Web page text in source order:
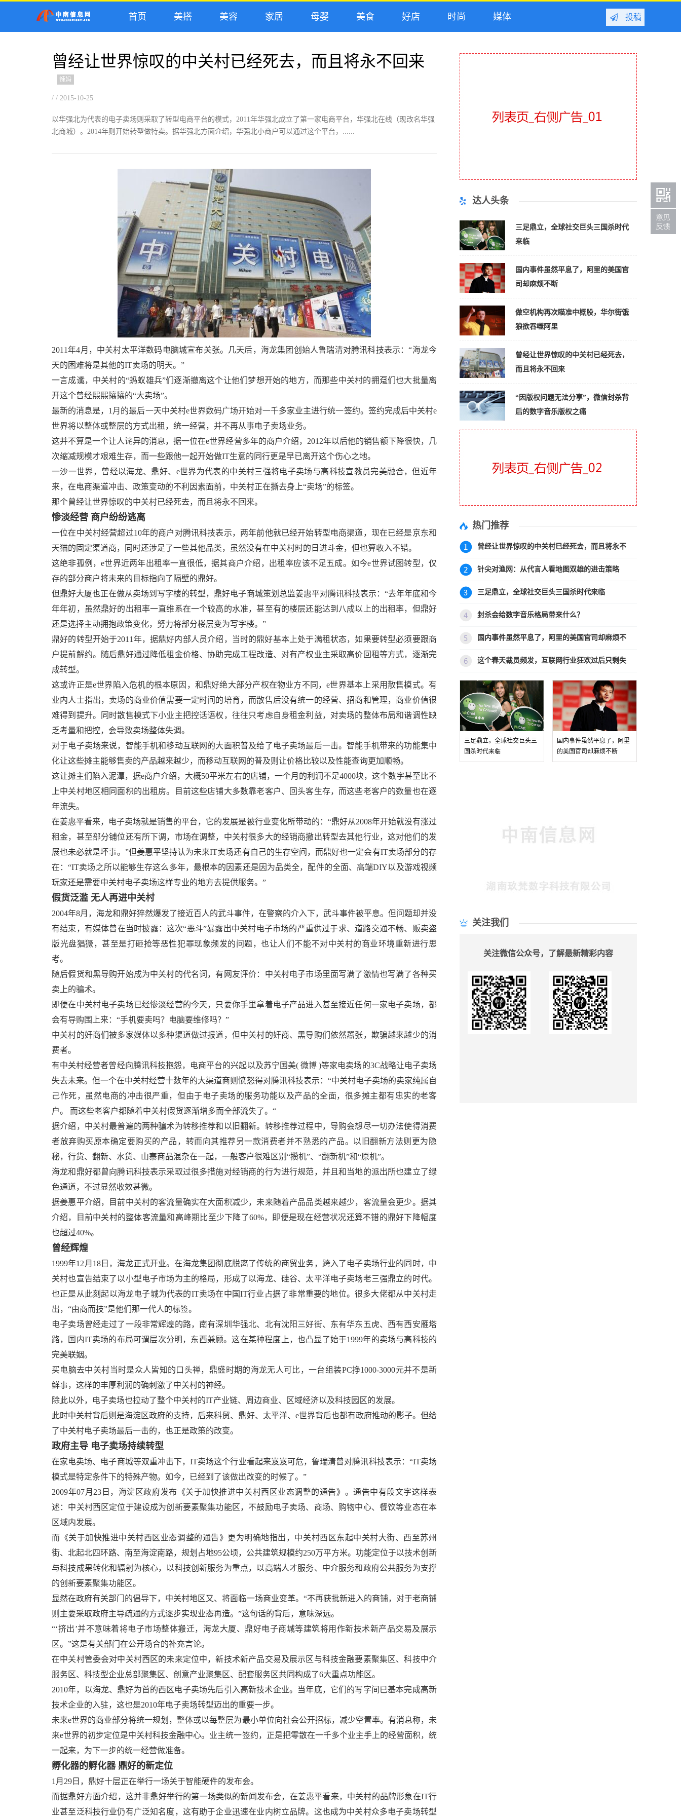
首页 美搭 美容 家居 母婴 美食 好店 时尚 媒体 投稿
曾经让世界惊叹的中关村已经死去，而且将永不回来
辣妈
/ / 2015-10-25
以华强北为代表的电子卖场则采取了转型电商平台的模式，2011年华强北成立了第一家电商平台，华强北在线（现改名华强
北商城）。2014年则开始转型做特卖。据华强北方面介绍，华强北小商户可以通过这个平台，......
2011年4月，中关村太平洋数码电脑城宣布关张。几天后，海龙集团创始人鲁瑞清对腾讯科技表示：“海龙今
天的困难将是其他的IT卖场的明天。”
一言成谶，中关村的“蚂蚁雄兵”们逐渐撤离这个让他们梦想开始的地方，而那些中关村的拥趸们也大批量离
开这个曾经熙熙攘攘的“大卖场”。
最新的消息是，1月的最后一天中关村e世界数码广场开始对一千多家业主进行统一签约。签约完成后中关村e
世界将以整体或整层的方式出租，统一经营，并不再从事电子卖场业务。
这并不算是一个让人诧异的消息，据一位在e世界经营多年的商户介绍，2012年以后他的销售额下降很快，几
次缩减规模才艰难生存，而一些跟他一起开始做IT生意的同行更是早已离开这个伤心之地。
一沙一世界，曾经以海龙、鼎好、e世界为代表的中关村三强将电子卖场与高科技宣教员完美融合，但近年
来，在电商渠道冲击、政策变动的不利因素面前，中关村正在撕去身上“卖场”的标签。
那个曾经让世界惊叹的中关村已经死去，而且将永不回来。
惨淡经营 商户纷纷逃离
一位在中关村经营超过10年的商户对腾讯科技表示，两年前他就已经开始转型电商渠道，现在已经是京东和
天猫的固定渠道商，同时还涉足了一些其他品类，虽然没有在中关村时的日进斗金，但也算收入不错。
这绝非孤例，e世界近两年出租率一直很低，据其商户介绍，出租率应该不足五成。如今e世界试图转型，仅
存的部分商户将未来的目标指向了隔壁的鼎好。
但鼎好大厦也正在做从卖场到写字楼的转型，鼎好电子商城策划总监姜惠平对腾讯科技表示：“去年年底和今
年年初，虽然鼎好的出租率一直维系在一个较高的水准，甚至有的楼层还能达到八成以上的出租率，但鼎好
还是选择主动拥抱政策变化，努力将部分楼层变为写字楼。”
鼎好的转型开始于2011年，据鼎好内部人员介绍，当时的鼎好基本上处于满租状态，如果要转型必须要跟商
户提前解约。随后鼎好通过降低租金价格、协助完成工程改造、对有产权业主采取高价回租等方式，逐渐完
成转型。
这或许正是e世界陷入危机的根本原因，和鼎好绝大部分产权在物业方不同，e世界基本上采用散售模式。有
业内人士指出，卖场的商业价值需要一定时间的培育，而散售后没有统一的经营、招商和管理，商业价值很
难得到提升。同时散售模式下小业主把控话语权，往往只考虑自身租金利益，对卖场的整体布局和谐调性缺
乏考量和把控，会导致卖场整体失调。
对于电子卖场来说，智能手机和移动互联网的大面积普及给了电子卖场最后一击。智能手机带来的功能集中
化让这些摊主能够售卖的产品越来越少，而移动互联网的普及则让价格比较以及性能查询更加顺畅。
这让摊主们陷入泥潭，据e商户介绍，大概50平米左右的店铺，一个月的利润不足4000块，这个数字甚至比不
上中关村地区相同面积的出租房。目前这些店铺大多数靠老客户、回头客生存，而这些老客户的数量也在逐
年流失。
在姜惠平看来，电子卖场就是销售的平台，它的发展是被行业变化所带动的：“鼎好从2008年开始就没有涨过
租金，甚至部分铺位还有所下调，市场在调整，中关村很多大的经销商撤出转型去其他行业，这对他们的发
展也未必就是坏事。”但姜惠平坚持认为未来IT卖场还有自己的生存空间，而鼎好也一定会有IT卖场部分的存
在：“IT卖场之所以能够生存这么多年，最根本的因素还是因为品类全，配件的全面、高端DIY以及游戏视频
玩家还是需要中关村电子卖场这样专业的地方去提供服务。”
假货泛滥 无人再进中关村
2004年8月，海龙和鼎好猝然爆发了接近百人的武斗事件，在警察的介入下，武斗事件被平息。但问题却并没
有结束，有媒体曾在当时披露：这次“恶斗”暴露出中关村电子市场的严重供过于求、道路交通不畅、贩卖盗
版光盘猖獗，甚至是打砸抢等恶性犯罪现象频发的问题，也让人们不能不对中关村的商业环境重新进行思
考。
随后假货和黑导购开始成为中关村的代名词，有网友评价：中关村电子市场里面写满了激情也写满了各种买
卖上的骗术。
即便在中关村电子卖场已经惨淡经营的今天，只要你手里拿着电子产品进入甚至接近任何一家电子卖场，都
会有导购围上来：“手机要卖吗？电脑要维修吗？”
中关村的奸商们被多家媒体以多种渠道做过报道，但中关村的奸商、黑导购们依然嚣张，欺骗越来越少的消
费者。
有中关村经营者曾经向腾讯科技抱怨，电商平台的兴起以及苏宁国美( 微博 )等家电卖场的3C战略让电子卖场
失去未来。但一个在中关村经营十数年的大渠道商则愤怒得对腾讯科技表示：“中关村电子卖场的卖家纯属自
己作死，虽然电商的冲击很严重，但由于电子卖场的服务功能以及产品的全面，很多摊主都有忠实的老客
户。 而这些老客户都随着中关村假货逐渐增多而全部流失了。“
据介绍，中关村最普遍的两种骗术为转移推荐和以旧翻新。转移推荐过程中，导购会想尽一切办法使得消费
者放弃购买原本确定要购买的产品，转而向其推荐另一款消费者并不熟悉的产品。以旧翻新方法则更为隐
秘，行货、翻新、水货、山寨商品混杂在一起，一般客户很难区别“攒机”、“翻新机”和“原机”。
海龙和鼎好都曾向腾讯科技表示采取过很多措施对经销商的行为进行规范，并且和当地的派出所也建立了绿
色通道，不过显然收效甚微。
据姜惠平介绍，目前中关村的客流量确实在大面积减少，未来随着产品品类越来越少，客流量会更少。据其
介绍，目前中关村的整体客流量和高峰期比至少下降了60%，即便是现在经营状况还算不错的鼎好下降幅度
也超过40%。
曾经辉煌
1999年12月18日，海龙正式开业。在海龙集团彻底脱离了传统的商贸业务，跨入了电子卖场行业的同时，中
关村也宣告结束了以小型电子市场为主的格局，形成了以海龙、硅谷、太平洋电子卖场老三强鼎立的时代。
也正是从此刻起以海龙电子城为代表的IT卖场在中国IT行业占据了非常重要的地位。很多大佬都从中关村走
出，“由商而技”是他们那一代人的标签。
电子卖场曾经走过了一段非常辉煌的路，南有深圳华强北、北有沈阳三好街、东有华东五虎、西有西安雁塔
路，国内IT卖场的布局可谓层次分明，东西兼顾。这在某种程度上，也凸显了始于1999年的卖场与高科技的
完美联姻。
买电脑去中关村当时是众人皆知的口头禅，鼎盛时期的海龙无人可比，一台组装PC挣1000-3000元并不是新
鲜事，这样的丰厚利润的确刺激了中关村的神经。
除此以外，电子卖场也拉动了整个中关村的IT产业链、周边商业、区域经济以及科技园区的发展。
此时中关村背后则是海淀区政府的支持，后来科贸、鼎好、太平洋、e世界背后也都有政府推动的影子。但给
了中关村电子卖场最后一击的，也正是政策的改变。
政府主导 电子卖场持续转型
在家电卖场、电子商城等双重冲击下，IT卖场这个行业看起来岌岌可危，鲁瑞清曾对腾讯科技表示：“IT卖场
模式是特定条件下的特殊产物。如今，已经到了该做出改变的时候了。”
2009年07月23日，海淀区政府发布《关于加快推进中关村西区业态调整的通告》。通告中有段文字这样表
述：中关村西区定位于建设成为创新要素聚集功能区，不鼓励电子卖场、商场、购物中心、餐饮等业态在本
区域内发展。
而《关于加快推进中关村西区业态调整的通告》更为明确地指出，中关村西区东起中关村大街、西至苏州
街、北起北四环路、南至海淀南路，规划占地95公顷，公共建筑规模约250万平方米。功能定位于以技术创新
与科技成果转化和辐射为核心，以科技创新服务为重点，以高端人才服务、中介服务和政府公共服务为支撑
的创新要素聚集功能区。
显然在政府有关部门的倡导下，中关村地区又、将面临一场商业变革。“不再获批新进入的商铺，对于老商铺
则主要采取政府主导疏通的方式逐步实现业态再造。”这句话的背后，意味深远。
“‘挤出’并不意味着将电子市场整体搬迁，海龙大厦、鼎好电子商城等建筑将用作新技术新产品交易及展示
区。”这是有关部门在公开场合的补充言论。
在中关村管委会对中关村西区的未来定位中，新技术新产品交易及展示区与科技金融要素聚集区、科技中介
服务区、科技型企业总部聚集区、创意产业聚集区、配套服务区共同构成了6大重点功能区。
2010年，以海龙、鼎好为首的西区电子卖场先后引入高新技术企业。当年底，它们的写字间已基本完成高新
技术企业的入驻，这也是2010年电子卖场转型迈出的重要一步。
未来e世界的商业部分将统一规划，整体或以每整层为最小单位向社会公开招标，减少空置率。有消息称，未
来e世界的初步定位是中关村科技金融中心。业主统一签约，正是把零散在一千多个业主手上的经营面积，统
一起来，为下一步的统一经营做准备。
孵化器的孵化器 鼎好的新定位
1月29日，鼎好十层正在举行一场关于智能硬件的发布会。
而据鼎好方面介绍，这并非鼎好举行的第一场类似的新闻发布会，在姜惠平看来，中关村的品牌形象在IT行
业甚至泛科技行业仍有广泛知名度，这有助于企业迅速在业内树立品牌。这也成为中关村众多电子卖场转型
达人头条
三足鼎立，全球社交巨头三国杀时代
来临
国内事件虽然平息了，阿里的美国官
司却麻烦不断
做空机构再次瞄准中概股，华尔街饿
狼欲吞噬阿里
曾经让世界惊叹的中关村已经死去，
而且将永不回来
“因版权问题无法分享”，微信封杀背
后的数字音乐版权之痛
热门推荐
曾经让世界惊叹的中关村已经死去，而且将永不
针尖对渔网：从代言人看地图双雄的进击策略
三足鼎立，全球社交巨头三国杀时代来临
封杀会给数字音乐格局带来什么？
国内事件虽然平息了，阿里的美国官司却麻烦不
这个春天裁员频发，互联网行业狂欢过后只剩失
三足鼎立，全球社交巨头三
国杀时代来临
国内事件虽然平息了，阿里
的美国官司却麻烦不断
关注我们
关注微信公众号，了解最新精彩内容